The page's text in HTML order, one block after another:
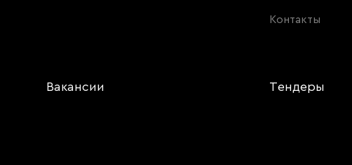
Контакты
Вакансии Тендеры